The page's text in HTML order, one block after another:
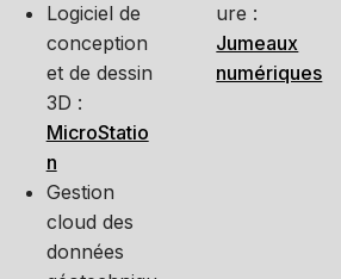
Logiciel de
conception
et de dessin
3D :
MicroStatio
n
Gestion
cloud des
données
ure :
Jumeaux
numériques